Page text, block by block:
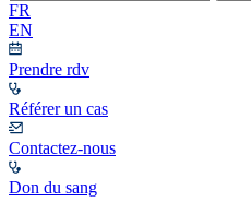
FR
EN
Prendre rdv
Référer un cas
Contactez-nous
Don du sang